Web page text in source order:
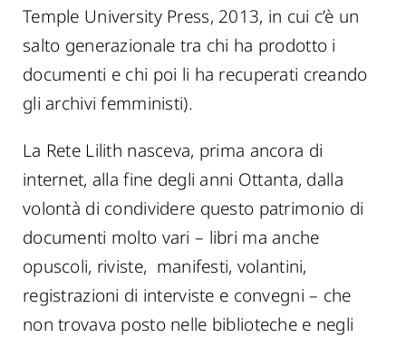
Temple University Press, 2013, in cui c’è un
salto generazionale tra chi ha prodotto i
documenti e chi poi li ha recuperati creando
gli archivi femministi).
La Rete Lilith nasceva, prima ancora di
internet, alla fine degli anni Ottanta, dalla
volontà di condividere questo patrimonio di
documenti molto vari – libri ma anche
opuscoli, riviste, manifesti, volantini,
registrazioni di interviste e convegni – che
non trovava posto nelle biblioteche e negli